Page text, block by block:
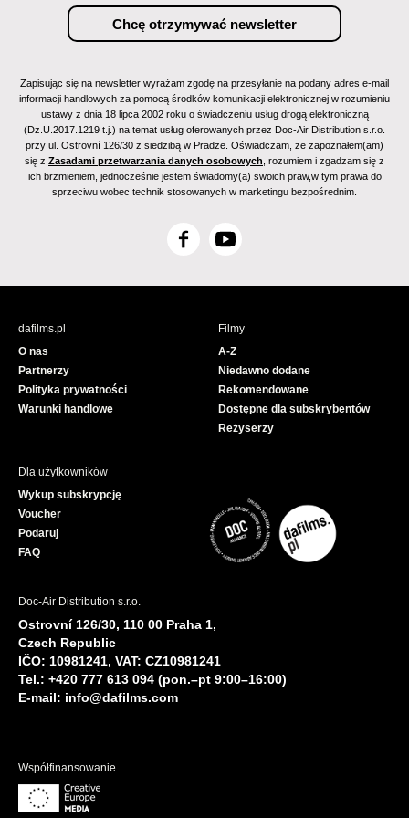
Zapisując się na newsletter wyrażam zgodę na przesyłanie na podany adres e-mail
informacji handlowych za pomocą środków komunikacji elektronicznej w rozumieniu
ustawy z dnia 18 lipca 2002 roku o świadczeniu usług drogą elektroniczną
(Dz.U.2017.1219 t.j.) na temat usług oferowanych przez Doc-Air Distribution s.r.o.
przy ul. Ostrovní 126/30 z siedzibą w Pradze. Oświadczam, że zapoznałem(am)
się z Zasadami przetwarzania danych osobowych , rozumiem i zgadzam się z
ich brzmieniem, jednocześnie jestem świadomy(a) swoich praw,w tym prawa do
sprzeciwu wobec technik stosowanych w marketingu bezpośrednim.
F
c
Y
u
e
dafilms.pl
O nas
Partnerzy
Polityka prywatności
Warunki handlowe
Filmy
A-Z
Niedawno dodane
Rekomendowane
Dostępne dla subskrybentów
Reżyserzy
Dla użytkowników
Wykup subskrypcję
Voucher
Podaruj
FAQ
Doc-Air Distribution s.r.o.
Ostrovní 126/30, 110 00 Praha 1,
Czech Republic
IČO: 10981241, VAT: CZ10981241
Tel.: +420 777 613 094 (pon.–pt 9:00–16:00)
E-mail: info@dafilms.com
Współfinansowanie